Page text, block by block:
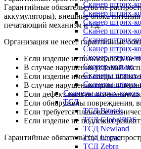
Сканер штрих-
Сканер штрих-
Сканер штрих-
Сканер штрих-
Сканер штрих-
Сканер штрих-
Сканер штрих-
Сканер-кольцо
Сканеры штрих-
Сканеры штрих-
Сканеры штрих-кодов
ТСД
ТСД Bitatek
ТСД GlobalPOS
ТСД Newland
ТСД Urovo
ТСД Zebra
Гарантийные обязательства не
аккумуляторы), внешние блока
печатающий механизм и т.д.
Организация не несет гарантийные
Если изделие использовалось не
В случае нарушения условий
Если изделие имеет следы
В случае нарушения правил
Если дефект вызван изменением
Если обнаружены повреждения,
Если требуется плановое
Если изделие не подлежит
Гарантийные обязательства не